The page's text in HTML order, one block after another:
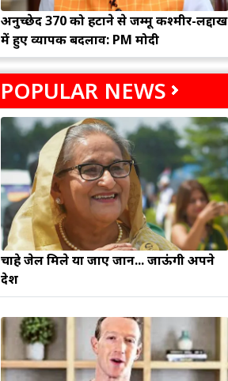
अनुच्छेद 370 को हटाने से जम्मू कश्मीर-लद्दाख
में हुए व्यापक बदलाव: PM मोदी
POPULAR NEWS
चाहे जेल मिले या जाए जान... जाऊंगी अपने
देश